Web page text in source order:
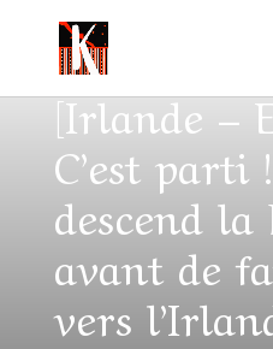
[Irlande –
C’est
descend la
avant de
vers